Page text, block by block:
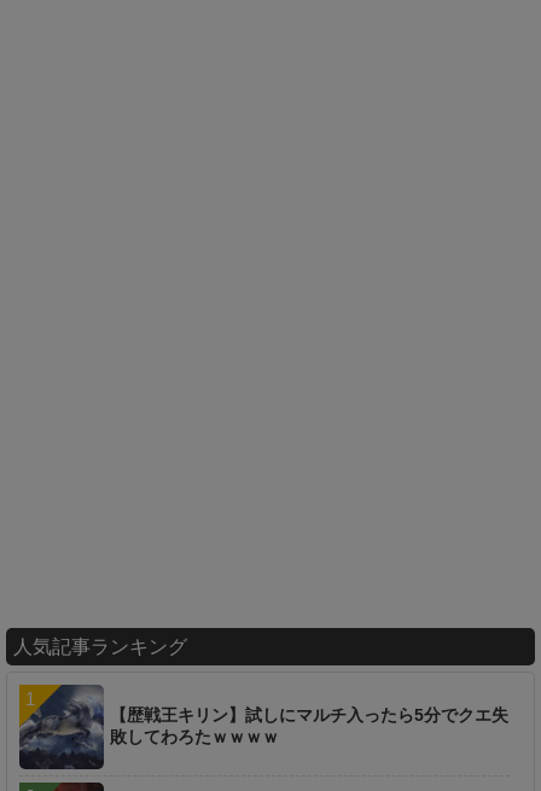
人気記事ランキング
【歴戦王キリン】試しにマルチ入ったら5分でクエ失
敗してわろたｗｗｗｗ